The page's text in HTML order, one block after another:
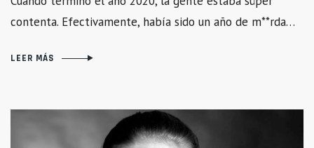
contenta. Efectivamente, había sido un año de m**rda…
LEER MÁS